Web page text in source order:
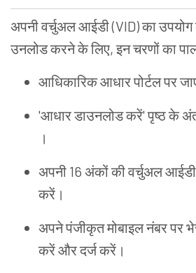
अपनीवर्चुअलआईडी(VID)काउपयोग
उनलोडकरनेकेलिए,इनचरणोंका
आधिकारिकआधारपोर्टलपर
'आधारडाउनलोडकरें'पृष्ठके
।
अपनी 16 अंकोंकीवर्चुअलआईडी
करें ।
अपनेपंजीकृतमोबाइलनंबरपर
करेंऔरदर्जकरें ।